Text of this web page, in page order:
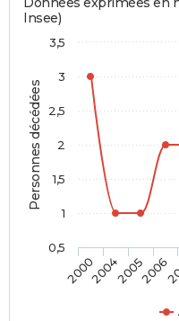
Personnes décédées
Insee)
2000200420052006
0,5
1
1,5
2
2,5
3
3,5